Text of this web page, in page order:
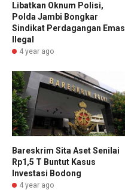
Libatkan Oknum Polisi,
Polda Jambi Bongkar
Sindikat Perdagangan Emas
Ilegal
4 year ago
Bareskrim Sita Aset Senilai
Rp1,5 T Buntut Kasus
Investasi Bodong
4 year ago